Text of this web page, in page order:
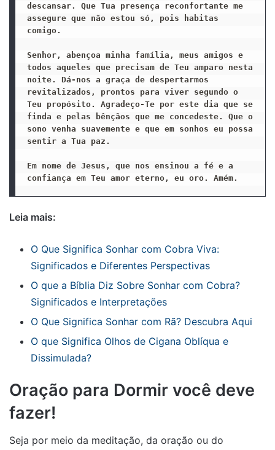
descansar. Que Tua presença reconfortante me
assegure que não estou só, pois habitas
comigo.
Senhor, abençoa minha família, meus amigos e
todos aqueles que precisam de Teu amparo nesta
noite. Dá-nos a graça de despertarmos
revitalizados, prontos para viver segundo o
Teu propósito. Agradeço-Te por este dia que se
finda e pelas bênçãos que me concedeste. Que o
sono venha suavemente e que em sonhos eu possa
sentir a Tua paz.
Em nome de Jesus, que nos ensinou a fé e a
confiança em Teu amor eterno, eu oro. Amém.
Leia mais:
O Que Significa Sonhar com Cobra Viva:
Significados e Diferentes Perspectivas
O que a Bíblia Diz Sobre Sonhar com Cobra?
Significados e Interpretações
O Que Significa Sonhar com Rã? Descubra Aqui
O que Significa Olhos de Cigana Oblíqua e
Dissimulada?
Oração para Dormir você deve
fazer!
Seja por meio da meditação, da oração ou do